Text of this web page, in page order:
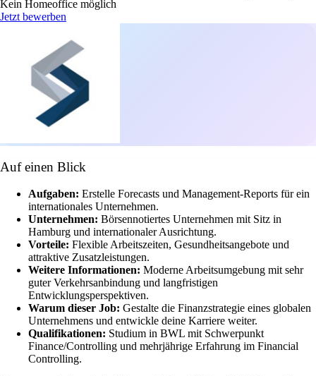
Kein Homeoffice möglich
Jetzt bewerben
Auf einen Blick
Aufgaben: Erstelle Forecasts und Management-Reports für ein
internationales Unternehmen.
Unternehmen: Börsennotiertes Unternehmen mit Sitz in
Hamburg und internationaler Ausrichtung.
Vorteile: Flexible Arbeitszeiten, Gesundheitsangebote und
attraktive Zusatzleistungen.
Weitere Informationen: Moderne Arbeitsumgebung mit sehr
guter Verkehrsanbindung und langfristigen
Entwicklungsperspektiven.
Warum dieser Job: Gestalte die Finanzstrategie eines globalen
Unternehmens und entwickle deine Karriere weiter.
Qualifikationen: Studium in BWL mit Schwerpunkt
Finance/Controlling und mehrjährige Erfahrung im Financial
Controlling.